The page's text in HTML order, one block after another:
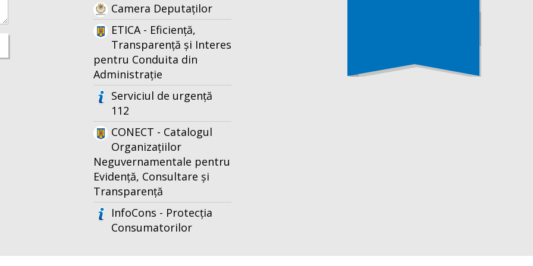
Camera Deputaților
ETICA - Eficiență,
Transparență și Interes
pentru Conduita din
Administrație
Serviciul de urgență
112
CONECT - Catalogul
Organizațiilor
Neguvernamentale pentru
Evidență, Consultare și
Transparență
InfoCons - Protecția
Consumatorilor